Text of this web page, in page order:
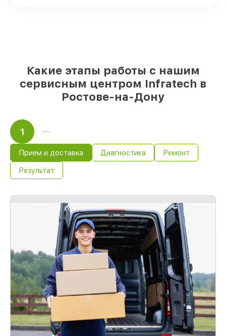
старте работ
Какие этапы работы с нашим
сервисным центром Infratech в
Ростове-на-Дону
1
Прием и доставка Диагностика Ремонт
Результат